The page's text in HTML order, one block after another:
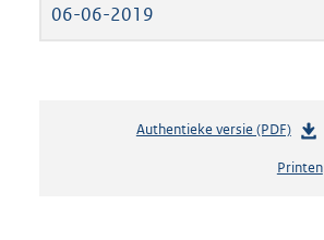
06-06-2019
Authentieke versie (PDF)b
s
Printen